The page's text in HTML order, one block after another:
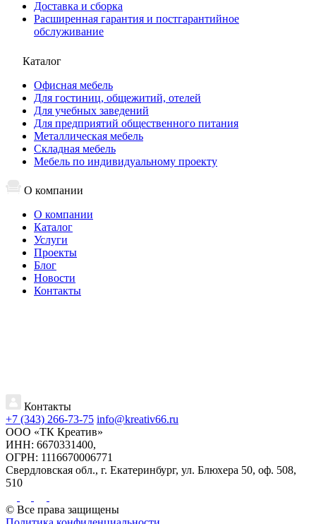
Доставка и сборка
Расширенная гарантия и постгарантийное
обслуживание
Каталог
Офисная мебель
Для гостиниц, общежитий, отелей
Для учебных заведений
Для предприятий общественного питания
Металлическая мебель
Складная мебель
Мебель по индивидуальному проекту
О компании
О компании
Каталог
Услуги
Проекты
Блог
Новости
Контакты
Контакты
+7 (343) 266-73-75 info@kreativ66.ru
ООО «ТК Креатив»
ИНН: 6670331400,
ОГРН: 1116670006771
Свердловская обл., г. Екатеринбург, ул. Блюхера 50, оф. 508,
510
© Все права защищены